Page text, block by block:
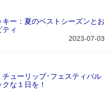
キー：夏のベストシーズンとお
ィ
2023-07-03
チューリップ･フェスティバル
な１日を！